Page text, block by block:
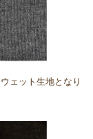
ェット生地となり